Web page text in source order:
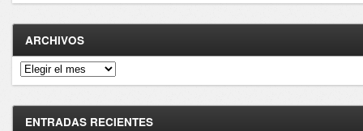
ARCHIVOS
Archivos
ENTRADAS RECIENTES